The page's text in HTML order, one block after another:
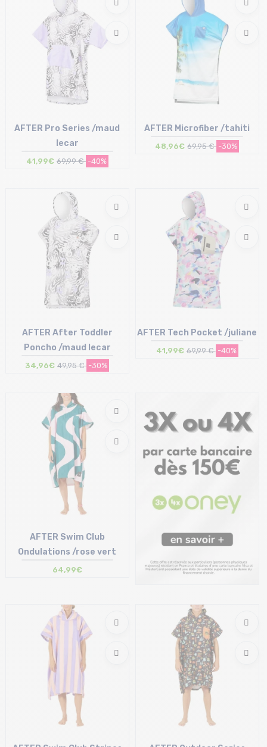
T.U
AFTER Pro Series /maud
lecar
41,99€ 69,99 € -40%
T.U
AFTER Microfiber /tahiti
48,96€ 69,95 € -30%
T.U
AFTER After Toddler
Poncho /maud lecar
34,96€ 49,95 € -30%
AFTER Tech Pocket /juliane
41,99€ 69,99 € -40%
T.U
AFTER Swim Club
Ondulations /rose vert
64,99€